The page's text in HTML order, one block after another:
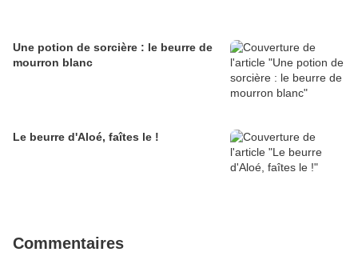
Une potion de sorcière : le beurre de
mourron blanc
Le beurre d'Aloé, faîtes le !
Commentaires